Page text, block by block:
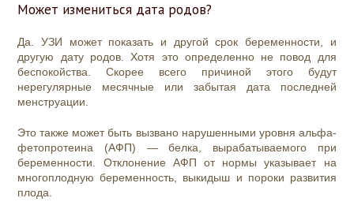
Может измениться дата родов?
Да. УЗИ может показать и другой срок беременности, и
другую дату родов. Хотя это определенно не повод для
беспокойства. Скорее всего причиной этого будут
нерегулярные месячные или забытая дата последней
менструации.
Это также может быть вызвано нарушенными уровня альфа-
фетопротеина (АФП) — белка, вырабатываемого при
беременности. Отклонение АФП от нормы указывает на
многоплодную беременность, выкидыш и пороки развития
плода.